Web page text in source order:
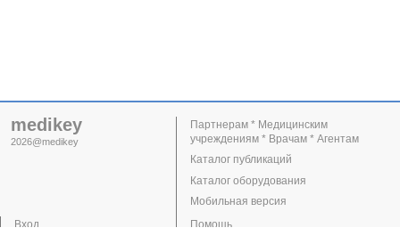
medikey
2026@medikey
Вход
Партнерам * Медицинским
учреждениям * Врачам * Агентам
Каталог публикаций
Каталог оборудования
Мобильная версия
Помощь